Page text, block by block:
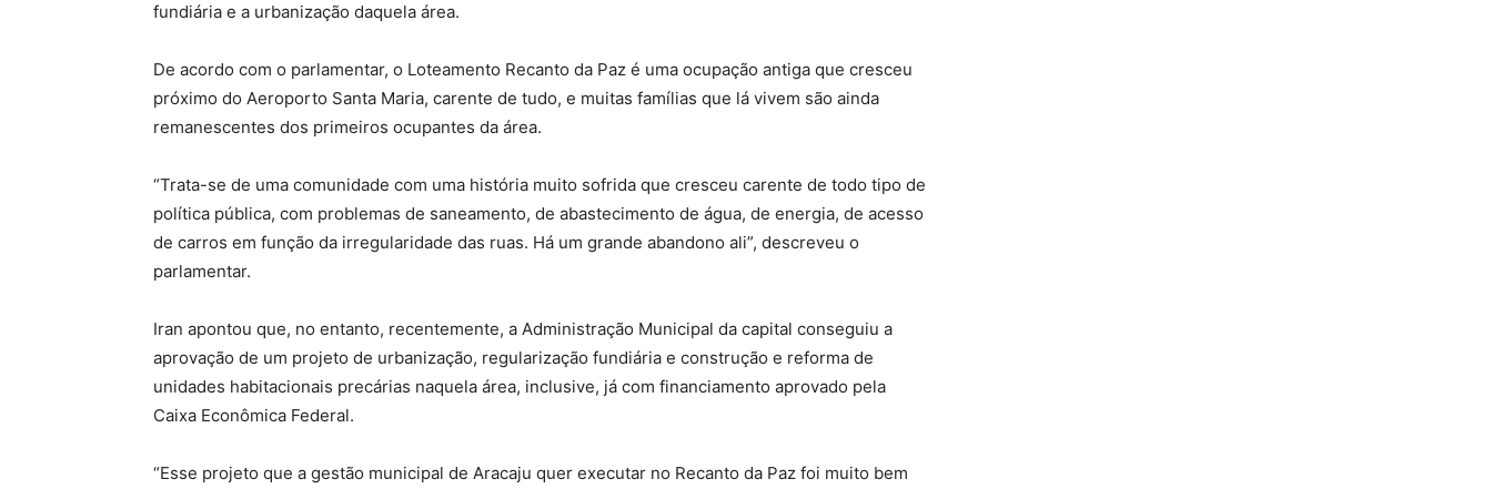
fundiária e a urbanização daquela área.
De acordo com o parlamentar, o Loteamento Recanto da Paz é uma ocupação antiga que cresceu
próximo do Aeroporto Santa Maria, carente de tudo, e muitas famílias que lá vivem são ainda
remanescentes dos primeiros ocupantes da área.
“Trata-se de uma comunidade com uma história muito sofrida que cresceu carente de todo tipo de
política pública, com problemas de saneamento, de abastecimento de água, de energia, de acesso
de carros em função da irregularidade das ruas. Há um grande abandono ali”, descreveu o
parlamentar.
Iran apontou que, no entanto, recentemente, a Administração Municipal da capital conseguiu a
aprovação de um projeto de urbanização, regularização fundiária e construção e reforma de
unidades habitacionais precárias naquela área, inclusive, já com financiamento aprovado pela
Caixa Econômica Federal.
“Esse projeto que a gestão municipal de Aracaju quer executar no Recanto da Paz foi muito bem